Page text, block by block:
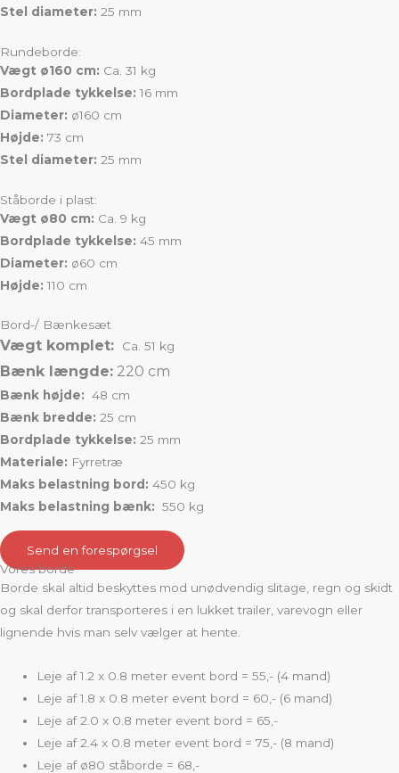
Stel diameter: 25 mm
Rundeborde:
Vægt ø160 cm: Ca. 31 kg
Bordplade tykkelse: 16 mm
Diameter: ø160 cm
Højde: 73 cm
Stel diameter: 25 mm
Ståborde i plast:
Vægt ø80 cm: Ca. 9 kg
Bordplade tykkelse: 45 mm
Diameter: ø60 cm
Højde: 110 cm
Bord-/ Bænkesæt
Vægt komplet: Ca. 51 kg
Bænk længde: 220 cm
Bænk højde: 48 cm
Bænk bredde: 25 cm
Bordplade tykkelse: 25 mm
Materiale: Fyrretræ
Maks belastning bord: 450 kg
Maks belastning bænk: 550 kg
Send en forespørgsel
Vores borde
Borde skal altid beskyttes mod unødvendig slitage, regn og skidt
og skal derfor transporteres i en lukket trailer, varevogn eller
lignende hvis man selv vælger at hente.
Leje af 1.2 x 0.8 meter event bord = 55,- (4 mand)
Leje af 1.8 x 0.8 meter event bord = 60,- (6 mand)
Leje af 2.0 x 0.8 meter event bord = 65,-
Leje af 2.4 x 0.8 meter event bord = 75,- (8 mand)
Leje af ø80 ståborde = 68,-